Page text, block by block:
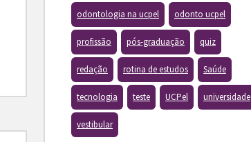
odontologia na ucpel odonto ucpel
profissão pós-graduação quiz
redação rotina de estudos Saúde
tecnologia teste UCPel universidade
vestibular